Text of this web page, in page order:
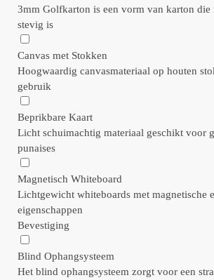
3mm Golfkarton is een vorm van karton die
stevig is
Canvas met Stokken
Hoogwaardig canvasmateriaal op houten
gebruik
Beprikbare Kaart
Licht schuimachtig materiaal geschikt voor
punaises
Magnetisch Whiteboard
Lichtgewicht whiteboards met magnetische
eigenschappen
Bevestiging
Blind Ophangsysteem
Het blind ophangsysteem zorgt voor een